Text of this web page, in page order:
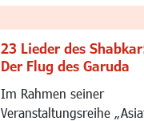
23 Lieder des
Der Flug des Garuda
Im Rahmen seiner
Veranstaltungsreihe